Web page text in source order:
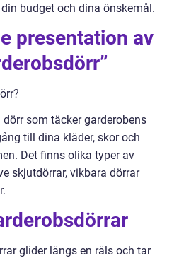
budget och dina önskemål.
presentation av
som täcker garderobens
till dina kläder, skor och
Det finns olika typer av
skjutdörrar, vikbara dörrar
glider längs en räls och tar